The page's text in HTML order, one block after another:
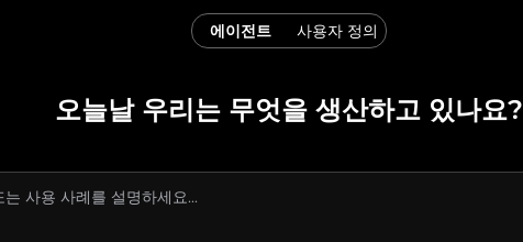
에이전트 사용자 정의
오늘날 우리는 무엇을 생산하고 있나요?